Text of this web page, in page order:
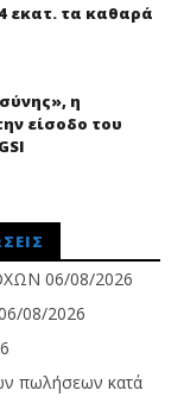
εκατ. τα καθαρά
η
είσοδο του
06/08/2026
08/2026
πωλήσεων κατά